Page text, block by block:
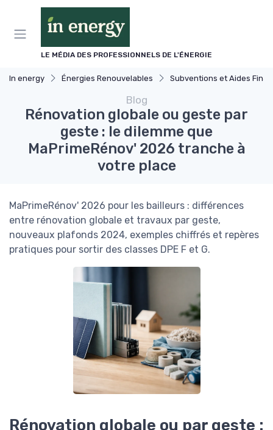
LE MÉDIA DES PROFESSIONNELS DE L'ÉNERGIE
In energy Énergies Renouvelables Subventions et Aides Financières
Blog
Rénovation globale ou geste par
geste : le dilemme que
MaPrimeRénov' 2026 tranche à
votre place
MaPrimeRénov' 2026 pour les bailleurs : différences
entre rénovation globale et travaux par geste,
nouveaux plafonds 2024, exemples chiffrés et repères
pratiques pour sortir des classes DPE F et G.
Rénovation globale ou par geste :
Panneau de gestion des cookies